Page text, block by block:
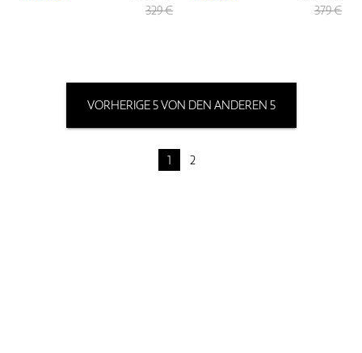
329 € 379 €
VORHERIGE 5 VON DEN ANDEREN 5
1 2